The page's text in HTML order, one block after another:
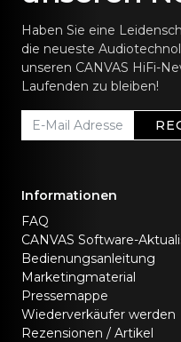
Haben Sie eine
die neueste
unseren CANVAS HiFi-
Laufenden zu bleiben!
Informationen
FAQ
CANVAS Software-
Bedienungsanleitung
Marketingmaterial
Pressemappe
Wiederverkäufer werden
Rezensionen / Artikel